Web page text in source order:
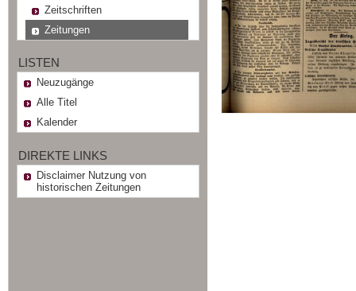
Zeitschriften
Zeitungen
LISTEN
Neuzugänge
Alle Titel
Kalender
DIREKTE LINKS
Disclaimer Nutzung von
historischen Zeitungen